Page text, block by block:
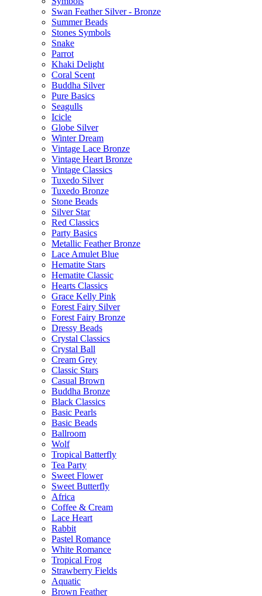
Swan Feather Silver - Bronze
Summer Beads
Stones Symbols
Snake
Parrot
Khaki Delight
Coral Scent
Buddha Silver
Pure Basics
Seagulls
Icicle
Globe Silver
Winter Dream
Vintage Lace Bronze
Vintage Heart Bronze
Vintage Classics
Tuxedo Silver
Tuxedo Bronze
Stone Beads
Silver Star
Red Classics
Party Basics
Metallic Feather Bronze
Lace Amulet Blue
Hematite Stars
Hematite Classic
Hearts Classics
Grace Kelly Pink
Forest Fairy Silver
Forest Fairy Bronze
Dressy Beads
Crystal Classics
Crystal Ball
Cream Grey
Classic Stars
Casual Brown
Buddha Bronze
Black Classics
Basic Pearls
Basic Beads
Ballroom
Wolf
Tropical Batterfly
Tea Party
Sweet Flower
Sweet Butterfly
Africa
Coffee & Cream
Lace Heart
Rabbit
Pastel Romance
White Romance
Tropical Frog
Strawberry Fields
Aquatic
Brown Feather